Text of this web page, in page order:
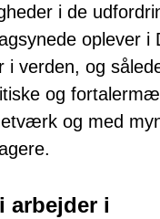
i de
oplever i
i verden, og
og
og med
arbejder i